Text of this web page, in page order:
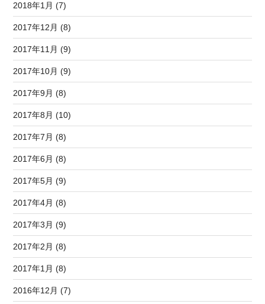
2018年1月 (7)
2017年12月 (8)
2017年11月 (9)
2017年10月 (9)
2017年9月 (8)
2017年8月 (10)
2017年7月 (8)
2017年6月 (8)
2017年5月 (9)
2017年4月 (8)
2017年3月 (9)
2017年2月 (8)
2017年1月 (8)
2016年12月 (7)